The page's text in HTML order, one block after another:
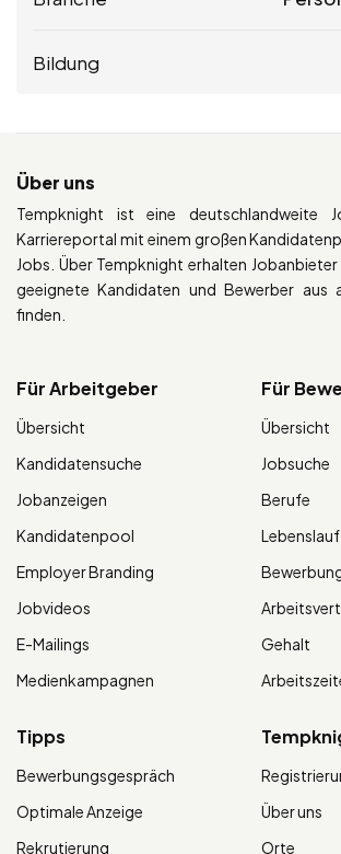
Bildung
Über uns
Tempknight ist eine deutschlandweite
Karriereportal mit einem großen
Jobs. Über Tempknight erhalten Jobanbieter
geeignete Kandidaten und Bewerber aus
finden.
Für Arbeitgeber
Übersicht
Kandidatensuche
Jobanzeigen
Kandidatenpool
Employer Branding
Jobvideos
E-Mailings
Medienkampagnen
Für
Übersicht
Jobsuche
Berufe
Lebenslauf
Gehalt
Tipps
Bewerbungsgespräch
Optimale Anzeige
Rekrutierung
Über uns
Orte